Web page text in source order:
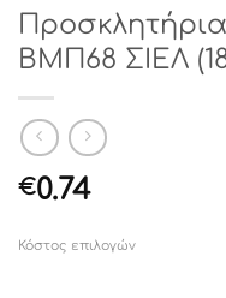
ΒΜΠ68 ΣΙΕΛ
€0.74
Κόστος επιλογών